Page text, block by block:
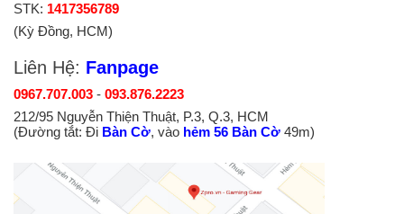
STK: 1417356789
(Kỳ Đồng, HCM)
Liên Hệ: Fanpage
0967.707.003 - 093.876.2223
212/95 Nguyễn Thiện Thuật, P.3, Q.3, HCM
(Đường tắt: Đi Bàn Cờ, vào hẻm 56 Bàn Cờ 49m)